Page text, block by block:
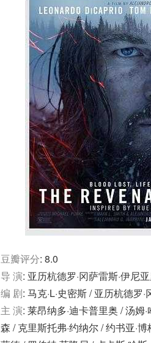
豆瓣评分: 8.0
导 演: 亚历杭德罗·冈萨雷斯·伊尼
编 剧: 马克·L·史密斯 / 亚历杭德罗
主 演: 莱昂纳多·迪卡普里奥 / 汤姆
森 / 克里斯托弗·约纳尔 / 约书亚·